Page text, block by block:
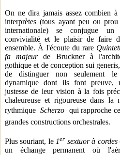
On ne dira jamais assez combien
interprètes (tous ayant peu ou
internationale) se conjugue
convivialité et le plaisir de faire
ensemble. À l'écoute du rare
fa majeurde Bruckner à
gothique et de conception sui
de distinguer non seulement
dynamique dont ils font preuve,
justesse de leur vision à la fois
chaleureuse et rigoureuse dans la
rythmique Scherzo  qui rapproche
grandes constructions orchestrales.
Plus souriant, le 1er sextuor à cordes
un échange permanent où